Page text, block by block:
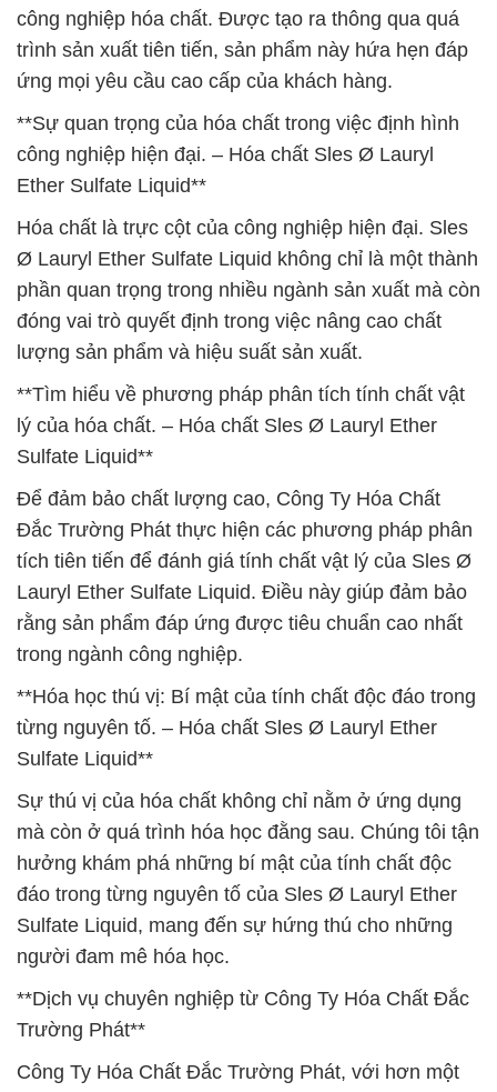
công nghiệp hóa chất. Được tạo ra thông qua quá
trình sản xuất tiên tiến, sản phẩm này hứa hẹn đáp
ứng mọi yêu cầu cao cấp của khách hàng.
**Sự quan trọng của hóa chất trong việc định hình
công nghiệp hiện đại. – Hóa chất Sles Ø Lauryl
Ether Sulfate Liquid**
Hóa chất là trực cột của công nghiệp hiện đại. Sles
Ø Lauryl Ether Sulfate Liquid không chỉ là một thành
phần quan trọng trong nhiều ngành sản xuất mà còn
đóng vai trò quyết định trong việc nâng cao chất
lượng sản phẩm và hiệu suất sản xuất.
**Tìm hiểu về phương pháp phân tích tính chất vật
lý của hóa chất. – Hóa chất Sles Ø Lauryl Ether
Sulfate Liquid**
Để đảm bảo chất lượng cao, Công Ty Hóa Chất
Đắc Trường Phát thực hiện các phương pháp phân
tích tiên tiến để đánh giá tính chất vật lý của Sles Ø
Lauryl Ether Sulfate Liquid. Điều này giúp đảm bảo
rằng sản phẩm đáp ứng được tiêu chuẩn cao nhất
trong ngành công nghiệp.
**Hóa học thú vị: Bí mật của tính chất độc đáo trong
từng nguyên tố. – Hóa chất Sles Ø Lauryl Ether
Sulfate Liquid**
Sự thú vị của hóa chất không chỉ nằm ở ứng dụng
mà còn ở quá trình hóa học đằng sau. Chúng tôi tận
hưởng khám phá những bí mật của tính chất độc
đáo trong từng nguyên tố của Sles Ø Lauryl Ether
Sulfate Liquid, mang đến sự hứng thú cho những
người đam mê hóa học.
**Dịch vụ chuyên nghiệp từ Công Ty Hóa Chất Đắc
Trường Phát**
Công Ty Hóa Chất Đắc Trường Phát, với hơn một